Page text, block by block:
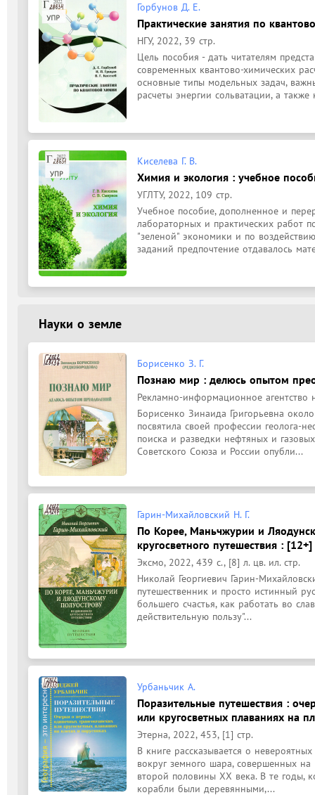
Горбунов Д. Е.
Практические занятия по
НГУ, 2022, 39 стр.
Цель пособия - дать читателям
современных квантово-химических
основные типы модельных задач,
расчеты энергии сольватации, а также
Киселева Г. В.
Химия и экология : учебное
УГЛТУ, 2022, 109 стр.
Учебное пособие, дополненное и
лабораторных и практических работ
"зеленой" экономики и по
заданий предпочтение отдавалось
Науки о земле
Борисенко З. Г.
Познаю мир : делюсь опытом
Рекламно-информационное
Борисенко Зинаида Григорьевна
посвятила своей профессии геолога-
поиска и разведки нефтяных и
Советского Союза и России опубли...
Гарин-Михайловский Н. Г.
По Корее, Маньчжурии и
кругосветного путешествия : [12+]
Эксмо, 2022, 439 с., [8] л. цв. ил. стр.
Николай Георгиевич Гарин-
путешественник и просто истинный
большего счастья, как работать во
действительную пользу"...
Урбаньчик А.
Поразительные путешествия :
или кругосветных плаваниях на
Этерна, 2022, 453, [1] стр.
В книге рассказывается о
вокруг земного шара, совершенных
второй половины XX века. В те годы,
корабли были деревянными,...